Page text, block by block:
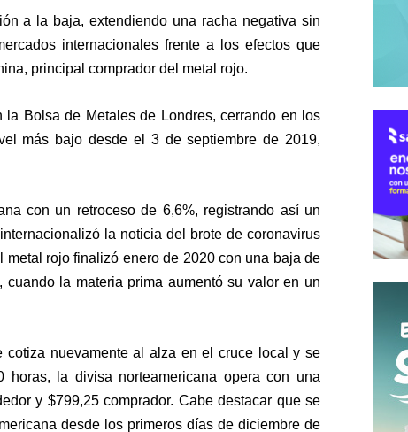
a la baja, extendiendo una racha negativa sin
internacionales frente a los efectos que
principal comprador del metal rojo.
Bolsa de Metales de Londres, cerrando en los
más bajo desde el 3 de septiembre de 2019,
con un retroceso de 6,6%, registrando así un
la noticia del brote de coronavirus
rojo finalizó enero de 2020 con una baja de
la materia prima aumentó su valor en un
nuevamente al alza en el cruce local y se
la divisa norteamericana opera con una
y $799,25 comprador. Cabe destacar que se
desde los primeros días de diciembre de